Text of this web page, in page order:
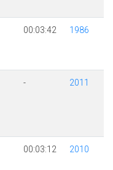
00:03:42 1986
- 2011
00:03:12 2010